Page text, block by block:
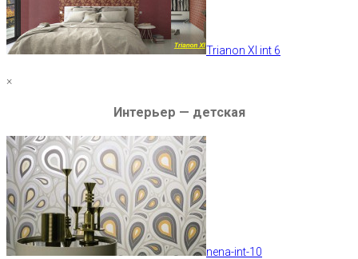
Trianon XI int 6
×
Интерьер — детская
nena-int-10